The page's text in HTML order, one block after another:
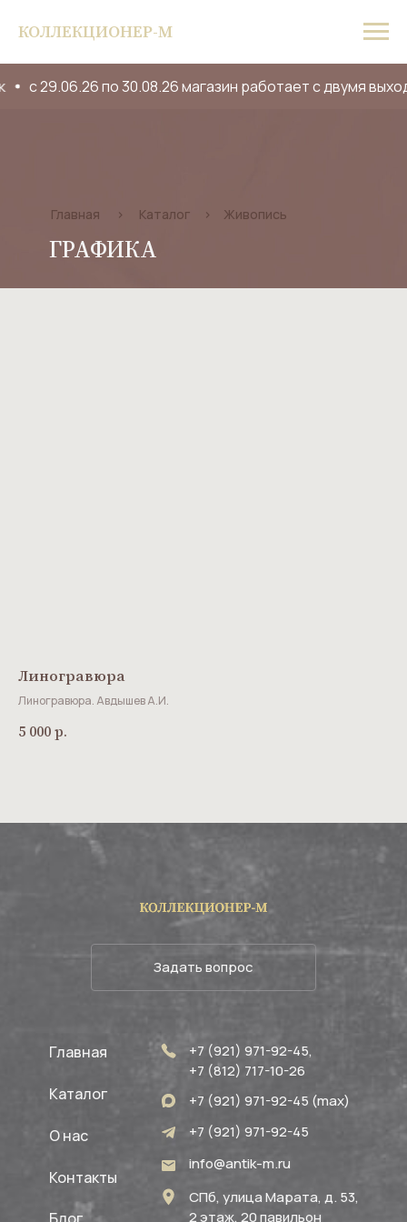
КОЛЛЕКЦИОНЕР-М
с 29.06.26 по 30.08.26 магазин работает с двумя
ГРАФИКА
> >
Главная Каталог Живопись
Линогравюра
Линогравюра. Авдышев А.И.
5 000р.
info@antik-m.ru
СПб, улица Марата, д. 53,
2 этаж, 20 павильон
+7 (921) 971-92-45
+7 (921) 971-92-45 (max)
+7 (921) 971-92-45,
+7 (812) 717-10-26
Задать вопрос
Контакты
О нас
Каталог
Главная